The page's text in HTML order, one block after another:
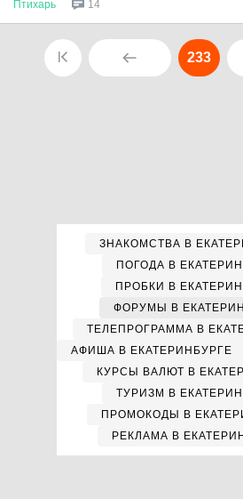
Птихарь 14
233
ЗНАКОМСТВА В
ПОГОДА В
ПРОБКИ В
ФОРУМЫ В
ТЕЛЕПРОГРАММА В
АФИША В ЕКАТЕРИНБУРГЕ
КУРСЫ ВАЛЮТ В
ТУРИЗМ В
ПРОМОКОДЫ В
РЕКЛАМА В